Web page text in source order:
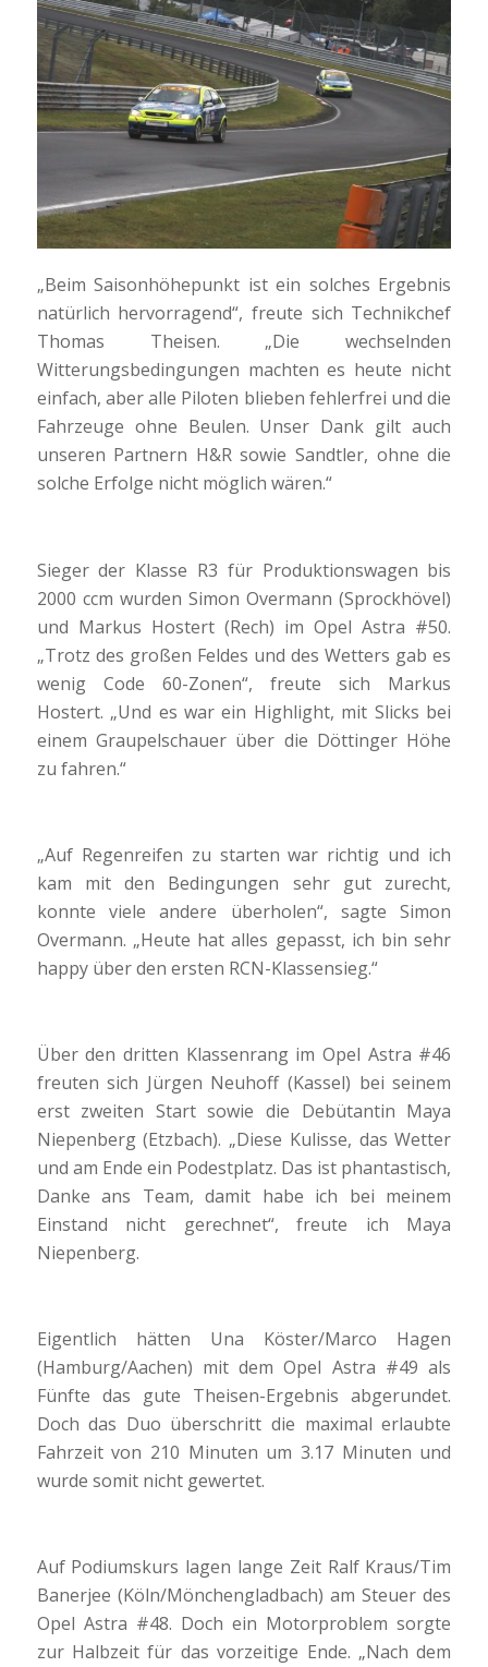
„Beim Saisonhöhepunkt ist ein solches Ergebnis
natürlich hervorragend“, freute sich Technikchef
Thomas Theisen. „Die wechselnden
Witterungsbedingungen machten es heute nicht
einfach, aber alle Piloten blieben fehlerfrei und die
Fahrzeuge ohne Beulen. Unser Dank gilt auch
unseren Partnern H&R sowie Sandtler, ohne die
solche Erfolge nicht möglich wären.“
Sieger der Klasse R3 für Produktionswagen bis
2000 ccm wurden Simon Overmann (Sprockhövel)
und Markus Hostert (Rech) im Opel Astra #50.
„Trotz des großen Feldes und des Wetters gab es
wenig Code 60-Zonen“, freute sich Markus
Hostert. „Und es war ein Highlight, mit Slicks bei
einem Graupelschauer über die Döttinger Höhe
zu fahren.“
„Auf Regenreifen zu starten war richtig und ich
kam mit den Bedingungen sehr gut zurecht,
konnte viele andere überholen“, sagte Simon
Overmann. „Heute hat alles gepasst, ich bin sehr
happy über den ersten RCN-Klassensieg.“
Über den dritten Klassenrang im Opel Astra #46
freuten sich Jürgen Neuhoff (Kassel) bei seinem
erst zweiten Start sowie die Debütantin Maya
Niepenberg (Etzbach). „Diese Kulisse, das Wetter
und am Ende ein Podestplatz. Das ist phantastisch,
Danke ans Team, damit habe ich bei meinem
Einstand nicht gerechnet“, freute ich Maya
Niepenberg.
Eigentlich hätten Una Köster/Marco Hagen
(Hamburg/Aachen) mit dem Opel Astra #49 als
Fünfte das gute Theisen-Ergebnis abgerundet.
Doch das Duo überschritt die maximal erlaubte
Fahrzeit von 210 Minuten um 3.17 Minuten und
wurde somit nicht gewertet.
Auf Podiumskurs lagen lange Zeit Ralf Kraus/Tim
Banerjee (Köln/Mönchengladbach) am Steuer des
Opel Astra #48. Doch ein Motorproblem sorgte
zur Halbzeit für das vorzeitige Ende. „Nach dem